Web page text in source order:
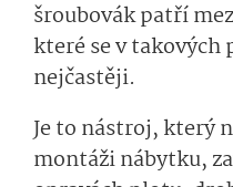
šroubovák patří
které se v takových
nejčastěji.
Je to nástroj, který
montáži nábytku,